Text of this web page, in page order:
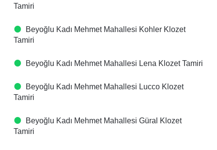
Tamiri
Beyoğlu Kadı Mehmet Mahallesi Kohler Klozet
Tamiri
Beyoğlu Kadı Mehmet Mahallesi Lena Klozet Tamiri
Beyoğlu Kadı Mehmet Mahallesi Lucco Klozet
Tamiri
Beyoğlu Kadı Mehmet Mahallesi Güral Klozet
Tamiri